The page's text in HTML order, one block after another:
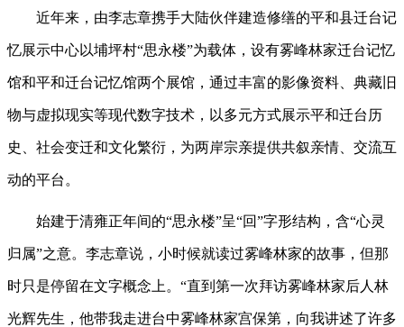
近年来，由李志章携手大陆伙伴建造修缮的平和县迁台记
忆展示中心以埔坪村“思永楼”为载体，设有雾峰林家迁台记忆
馆和平和迁台记忆馆两个展馆，通过丰富的影像资料、典藏旧
物与虚拟现实等现代数字技术，以多元方式展示平和迁台历
史、社会变迁和文化繁衍，为两岸宗亲提供共叙亲情、交流互
动的平台。
始建于清雍正年间的“思永楼”呈“回”字形结构，含“心灵
归属”之意。李志章说，小时候就读过雾峰林家的故事，但那
时只是停留在文字概念上。“直到第一次拜访雾峰林家后人林
光辉先生，他带我走进台中雾峰林家宫保第，向我讲述了许多